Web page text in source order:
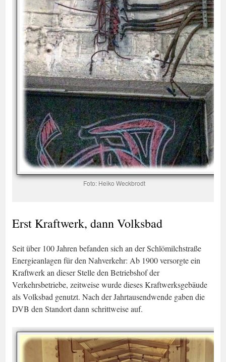
Foto: Heiko Weckbrodt
Erst Kraftwerk, dann Volksbad
Seit über 100 Jahren befanden sich an der Schlömilchstraße
Energieanlagen für den Nahverkehr: Ab 1900 versorgte ein
Kraftwerk an dieser Stelle den Betriebshof der
Verkehrsbetriebe, zeitweise wurde dieses Kraftwerksgebäude
als Volksbad genutzt. Nach der Jahrtausendwende gaben die
DVB den Standort dann schrittweise auf.